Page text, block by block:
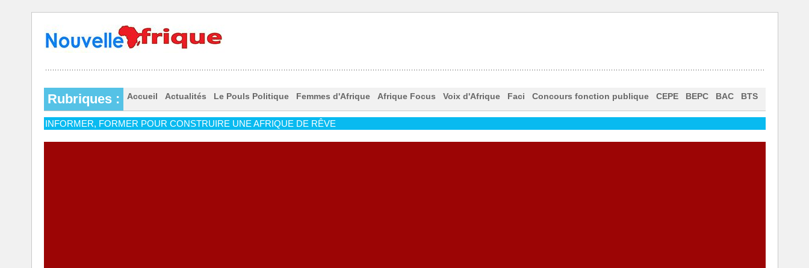
Rubriques : Accueil Actualités Le Pouls Politique Femmes d'Afrique Afrique Focus Voix d'Afrique Faci Concours fonction publique CEPE BEPC BAC BTS
INFORMER, FORMER POUR CONSTRUIRE UNE AFRIQUE DE RÊVE